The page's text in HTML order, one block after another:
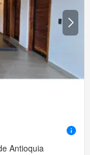
Antioquia